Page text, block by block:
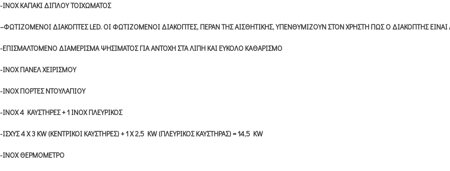
-ΙΝΟΧ ΚΑΠΑΚΙ ΔΙΠΛΟΥ ΤΟΙΧΩΜΑΤΟΣ
–ΦΩΤΙΖΟΜΕΝΟΙ ΔΙΑΚΟΠΤΕΣ LED. ΟΙ ΦΩΤΙΖΟΜΕΝΟΙ ΔΙΑΚΟΠΤΕΣ, ΠΕΡΑΝ ΤΗΣ ΑΙΣΘΗΤΙΚΗΣ, ΥΠΕΝΘΥΜΙΖΟΥΝ ΣΤΟΝ ΧΡΗΣΤΗ ΠΩΣ Ο ΔΙΑΚΟΠΤΗΣ ΕΙΝΑΙ
-ΕΠΙΣΜΑΛΤΟΜΕΝΟ ΔΙΑΜΕΡΙΣΜΑ ΨΗΣΙΜΑΤΟΣ ΓΙΑ ΑΝΤΟΧΗ ΣΤΑ ΛΙΠΗ ΚΑΙ ΕΥΚΟΛΟ ΚΑΘΑΡΙΣΜΟ
-ΙΝΟΧ ΠΑΝΕΛ ΧΕΙΡΙΣΜΟΥ
-ΙΝΟΧ ΠΟΡΤΕΣ ΝΤΟΥΛΑΠΙΟΥ
-ΙΝΟΧ 4 ΚΑΥΣΤΗΡΕΣ + 1 INOX ΠΛΕΥΡΙΚΟΣ
-IΣΧΥΣ 4 Χ 3 KW (ΚΕΝΤΡΙΚΟΙ ΚΑΥΣΤΗΡΕΣ) + 1 X 2,5 KW (ΠΛΕΥΡΙΚΟΣ ΚΑΥΣΤΗΡΑΣ) = 14,5 KW
-ΙΝΟΧ ΘΕΡΜΟΜΕΤΡΟ